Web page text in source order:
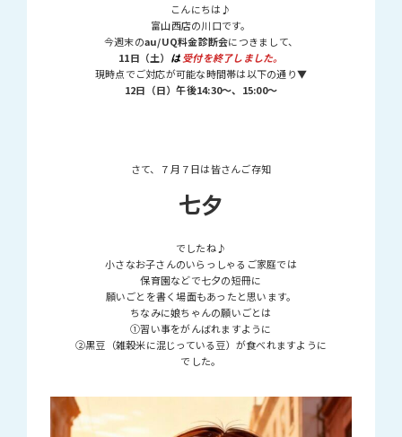
こんにちは♪
富山西店の川口です。
今週末のau/UQ料金診断会につきまして、
11日（土） は受付を終了しました。
現時点でご対応が可能な時間帯は以下の通り▼
12日（日）午後14:30～、15:00～
さて、７月７日は皆さんご存知
七夕
でしたね♪
小さなお子さんのいらっしゃるご家庭では
保育園などで七夕の短冊に
願いごとを書く場面もあったと思います。
ちなみに娘ちゃんの願いごとは
①習い事をがんばれますように
②黒豆（雑穀米に混じっている豆）が食べれますように
でした。